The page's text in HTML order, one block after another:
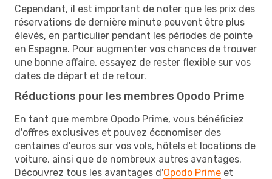
Cependant, il est important de noter que les prix des
réservations de dernière minute peuvent être plus
élevés, en particulier pendant les périodes de pointe
en Espagne. Pour augmenter vos chances de trouver
une bonne affaire, essayez de rester flexible sur vos
dates de départ et de retour.
Réductions pour les membres Opodo Prime
En tant que membre Opodo Prime, vous bénéficiez
d'offres exclusives et pouvez économiser des
centaines d'euros sur vos vols, hôtels et locations de
voiture, ainsi que de nombreux autres avantages.
Découvrez tous les avantages d'Opodo Prime et